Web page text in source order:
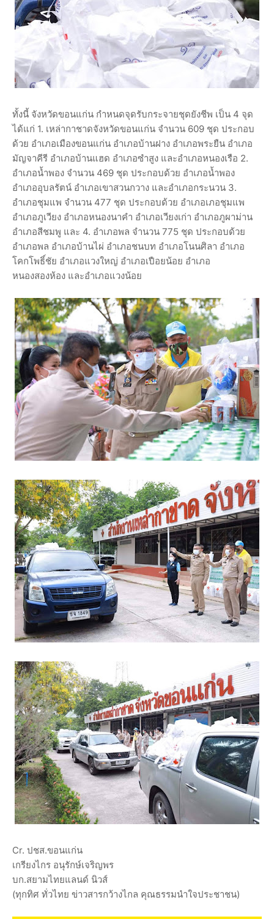
ทั้งนี้ จังหวัดขอนแก่น กำหนดจุดรับกระจายชุดยังชีพ เป็น 4 จุด
ได้แก่ 1. เหล่ากาชาดจังหวัดขอนแก่น จำนวน 609 ชุด ประกอบ
ด้วย อำเภอเมืองขอนแก่น อำเภอบ้านฝาง อำเภอพระยืน อำเภอ
มัญจาคีรี อำเภอบ้านแฮด อำเภอซำสูง และอำเภอหนองเรือ 2.
อำเภอน้ำพอง จำนวน 469 ชุด ประกอบด้วย อำเภอน้ำพอง
อำเภออุบลรัตน์ อำเภอเขาสวนกวาง และอำเภอกระนวน 3.
อำเภอชุมแพ จำนวน 477 ชุด ประกอบด้วย อำเภอเภอชุมแพ
อำเภอภูเวียง อำเภอหนองนาคำ อำเภอเวียงเก่า อำเภอภูผาม่าน
อำเภอสีชมพู และ 4. อำเภอพล จำนวน 775 ชุด ประกอบด้วย
อำเภอพล อำเภอบ้านไผ่ อำเภอชนบท อำเภอโนนศิลา อำเภอ
โคกโพธิ์ชัย อำเภอแวงใหญ่ อำเภอเปือยน้อย อำเภอ
หนองสองห้อง และอำเภอแวงน้อย
Cr. ปชส.ขอนแก่น
เกรียงไกร อนุรักษ์เจริญพร
บก.สยามไทยแลนด์ นิวส์
(ทุกทิศ ทั่วไทย ข่าวสารกว้างไกล คุณธรรมนำใจประชาชน)